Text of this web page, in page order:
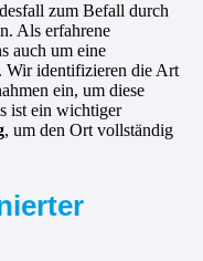
zum Befall durch
Als erfahrene
auch um eine
. Wir identifizieren die Art
ein, um diese
ist ein wichtiger
, um den Ort vollständig